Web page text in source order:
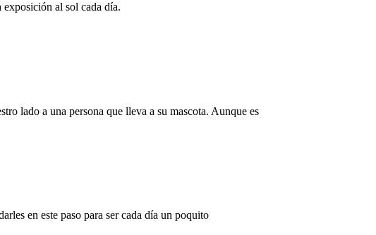
exposición al sol cada día.
lado a una persona que lleva a su mascota. Aunque es
en este paso para ser cada día un poquito